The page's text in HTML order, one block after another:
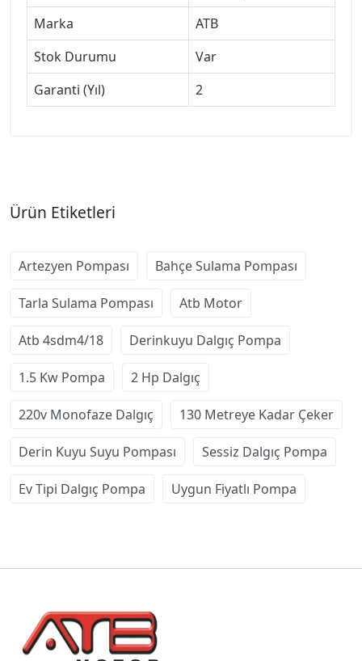
Marka
ATB
Stok Durumu
Var
Garanti (Yıl)
2
Ürün Etiketleri
Artezyen Pompası Bahçe Sulama Pompası
Tarla Sulama Pompası Atb Motor
Atb 4sdm4/18 Derinkuyu Dalgıç Pompa
1.5 Kw Pompa 2 Hp Dalgıç
220v Monofaze Dalgıç 130 Metreye Kadar Çeker
Derin Kuyu Suyu Pompası Sessiz Dalgıç Pompa
Ev Tipi Dalgıç Pompa Uygun Fiyatlı Pompa